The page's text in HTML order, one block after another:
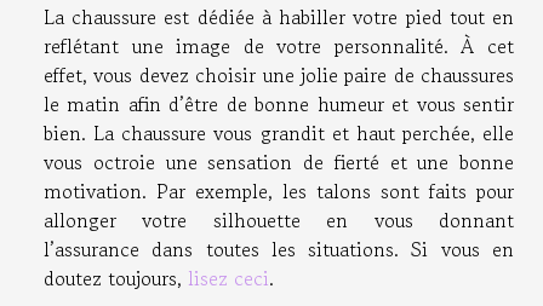
La chaussure est dédiée à habiller votre pied tout en
reflétant une image de votre personnalité. À cet
effet, vous devez choisir une jolie paire de chaussures
le matin afin d’être de bonne humeur et vous sentir
bien. La chaussure vous grandit et haut perchée, elle
vous octroie une sensation de fierté et une bonne
motivation. Par exemple, les talons sont faits pour
allonger votre silhouette en vous donnant
l’assurance dans toutes les situations. Si vous en
doutez toujours, lisez ceci.